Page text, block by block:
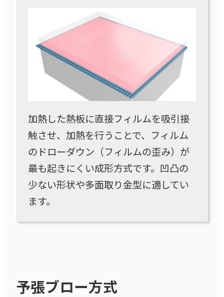
加熱した熱板に直接フィルムを吸引接
触させ、加熱を行うことで、フィルム
のドローダウン（フィルムの歪み）が
最も起きにくい成形方式です。凹凸の
少ない形状や多面取り金型に適してい
ます。
予張ブロー方式